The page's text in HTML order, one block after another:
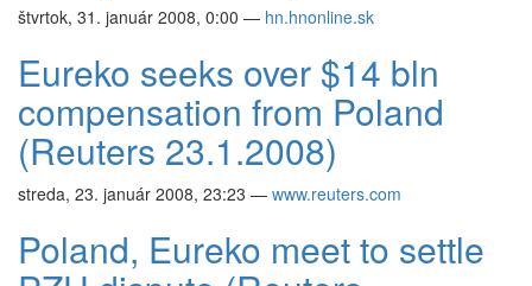
štvrtok, 31. január 2008, 0:00 — hn.hnonline.sk
Eureko seeks over $14 bln
compensation from Poland
(Reuters 23.1.2008)
streda, 23. január 2008, 23:23 — www.reuters.com
Poland, Eureko meet to settle